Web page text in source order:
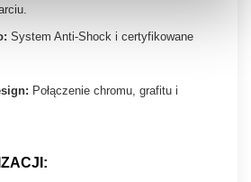
System Anti-Shock i certyfikowane
Połączenie chromu, grafitu i